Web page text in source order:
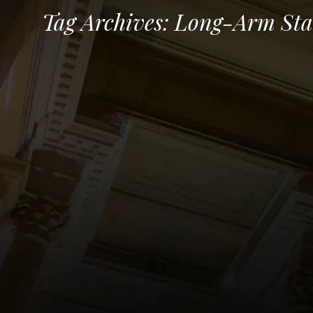
Tag Archives: Long-Arm